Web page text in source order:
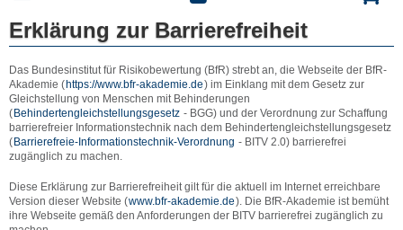
Erklärung zur Barrierefreiheit
Das Bundesinstitut für Risikobewertung (BfR) strebt an, die Webseite der BfR-
Akademie (https://www.bfr-akademie.de) im Einklang mit dem Gesetz zur
Gleichstellung von Menschen mit Behinderungen
( Behindertengleichstellungsgesetz - BGG) und der Verordnung zur Schaffung
barrierefreier Informationstechnik nach dem Behindertengleichstellungsgesetz
( Barrierefreie-Informationstechnik-Verordnung - BITV 2.0) barrierefrei
zugänglich zu machen.
Diese Erklärung zur Barrierefreiheit gilt für die aktuell im Internet erreichbare
Version dieser Website (www.bfr-akademie.de). Die BfR-Akademie ist bemüht
ihre Webseite gemäß den Anforderungen der BITV barrierefrei zugänglich zu